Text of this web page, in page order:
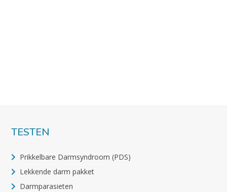
TESTEN
Prikkelbare Darmsyndroom (PDS)
Lekkende darm pakket
Darmparasieten